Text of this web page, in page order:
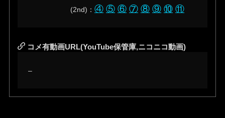
(2nd)：④ ⑤ ⑥ ⑦ ⑧ ⑨ ⑩ ⑪
コメ有動画URL(YouTube保管庫,ニコニコ動画)
–